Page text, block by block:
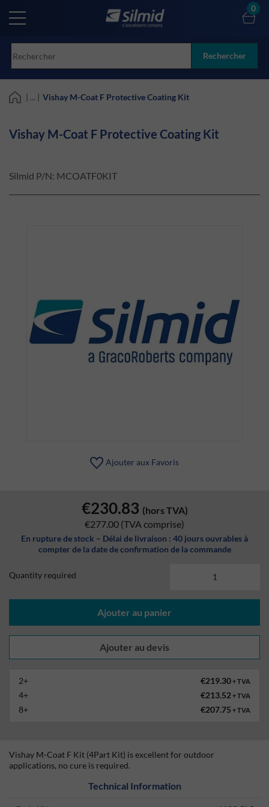
main
Rechercher
0
| ... | Vishay M-Coat F Protective Coating Kit
Vishay M-Coat F Protective Coating Kit
Silmid P/N: MCOATF0KIT
Ajouter aux Favoris
€230.83 (hors TVA)
€277.00 (TVA comprise)
En rupture de stock – Délai de livraison : 40 jours ouvrables à
compter de la date de confirmation de la commande
Quantity required
Ajouter au panier
2+ €219.30+ TVA
4+ €213.52 + TVA
8+ €207.75 + TVA
Vishay M-Coat F Kit (4Part Kit) is excellent for outdoor
applications, no cure is required.
Technical Information